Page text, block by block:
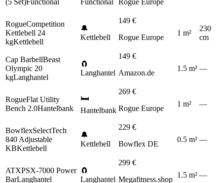
RogueCompetition
Kettlebell 24
kgKettlebell
🔔
Kettlebell
149 €
Rogue Europe
1 m²
230
cm
Cap BarbellBeast
Olympic 20
kgLanghantel
🧲
Langhantel
149 €
Amazon.de
1.5 m² —
RogueFlat Utility
Bench 2.0Hantelbank
🛏️
Hantelbank
269 €
Rogue Europe
1 m² —
BowflexSelectTech
840 Adjustable
KBKettlebell
🔔
Kettlebell
229 €
Bowflex DE
0.5 m² —
ATXPSX-7000 Power
BarLanghantel
🧲
Langhantel
299 €
Megafitness.shop
1.5 m² —